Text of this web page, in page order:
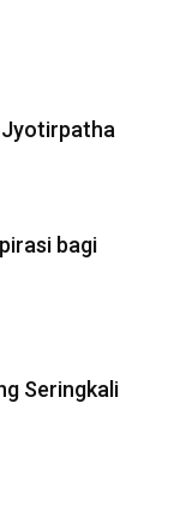
Jyotirpatha
bagi
Seringkali